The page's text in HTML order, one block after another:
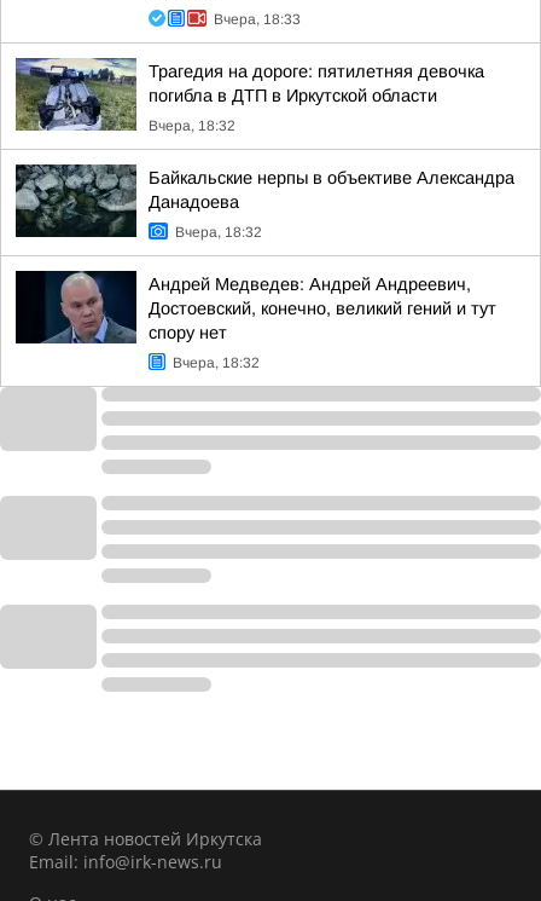
Вчера, 18:33
Трагедия на дороге: пятилетняя девочка
погибла в ДТП в Иркутской области
Вчера, 18:32
Байкальские нерпы в объективе Александра
Данадоева
Вчера, 18:32
Андрей Медведев: Андрей Андреевич,
Достоевский, конечно, великий гений и тут
спору нет
Вчера, 18:32
© Лента новостей Иркутска
Email: info@irk-news.ru